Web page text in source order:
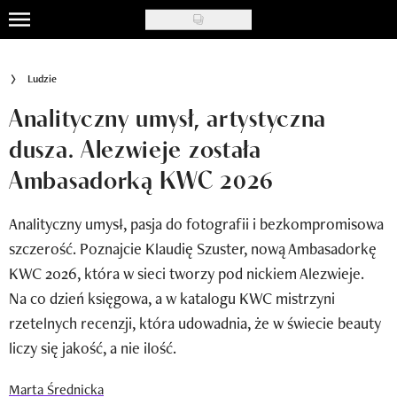
Skip
to
content
Ślub i wesele
Styl życia
Nasze akcje
Inspiracje
Recenzje kosmetyków
Klub Recenzentki
Ludzie
Analityczny umysł, artystyczna
dusza. Alezwieje została
Ambasadorką KWC 2026
Analityczny umysł, pasja do fotografii i bezkompromisowa
szczerość. Poznajcie Klaudię Szuster, nową Ambasadorkę
KWC 2026, która w sieci tworzy pod nickiem Alezwieje.
Na co dzień księgowa, a w katalogu KWC mistrzyni
rzetelnych recenzji, która udowadnia, że w świecie beauty
liczy się jakość, a nie ilość.
Marta Średnicka